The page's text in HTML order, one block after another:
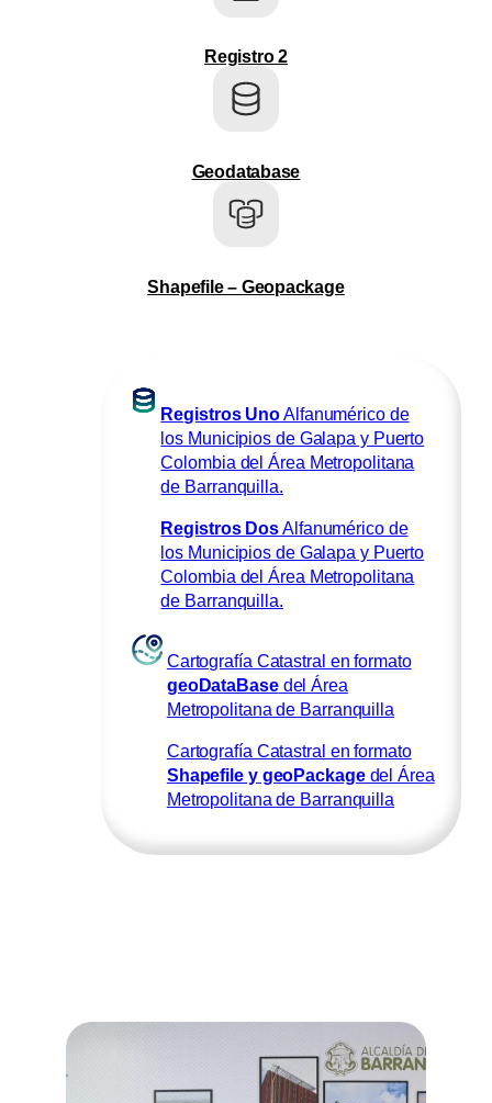
Registro 2
Geodatabase
Shapefile – Geopackage
Registros UnoAlfanumérico de
los Municipios de Galapa y Puerto
Colombia del Área Metropolitana
de Barranquilla.
Registros DosAlfanumérico de
los Municipios de Galapa y Puerto
Colombia del Área Metropolitana
de Barranquilla.
Cartografía Catastral en formato
geoDataBasedel Área
Metropolitana de Barranquilla
Cartografía Catastral en formato
Shapefile y geoPackagedel Área
Metropolitana de Barranquilla